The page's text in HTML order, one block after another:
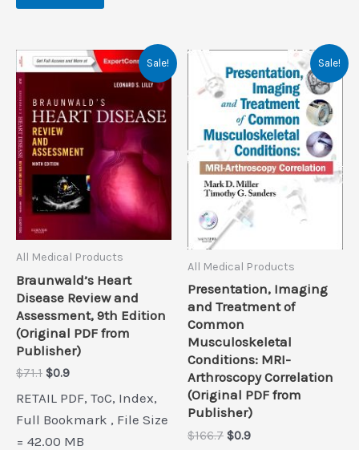
Sale!
All Medical Products
Braunwald’s Heart
Disease Review and
Assessment, 9th Edition
(Original PDF from
Publisher)
$71.1 Original
was:
$71.1.
$0.9Current
is:
$0.9.
RETAIL PDF, ToC, Index,
Full Bookmark , File Size
= 42.00 MB
Sale!
All Medical Products
Presentation, Imaging
and Treatment of
Common
Musculoskeletal
Conditions: MRI-
Arthroscopy Correlation
(Original PDF from
Publisher)
$166.7 Original
$0.9Current